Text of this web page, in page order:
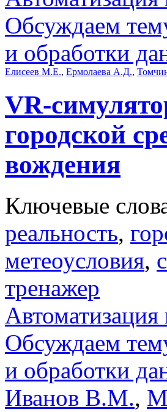
Обсуждаем
и обработки
Елисеев М.Е., Ермолаева А.Д.,
VR-
городской
вождения
Ключевые
реальность,
метеоусловия,
тренажер
Обсуждаем
и обработки
Иванов В.М.,